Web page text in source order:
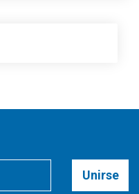
Unirse